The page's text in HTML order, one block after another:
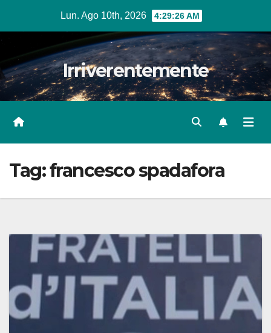
Lun. Ago 10th, 2026 4:29:27 AM
Irriverentemente
Tag:francesco spadafora